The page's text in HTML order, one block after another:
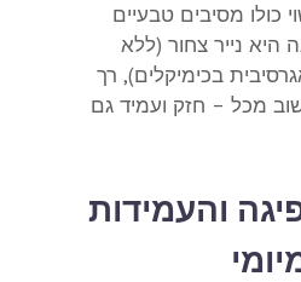
כולו מסיבים טבעיים
היא נייר צחור (ללא
בכימיקלים), רך
מכל – חזק ועמיד גם
והעמידות